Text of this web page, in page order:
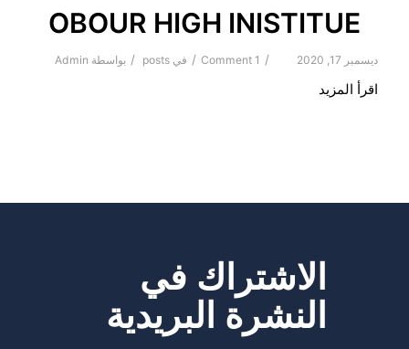
OBOUR HIGH INISTITUE
ديسمبر 17, 2020 /
1 Comment
/ فيposts
/ بواسطة Admin
اقرأ المزيد
الاشتراك في
النشرة البريدية